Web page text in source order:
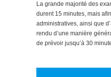
La grande majorité des
durent 15 minutes, mais
administratives, ainsi que
rendu d’une manière
de prévoir jusqu’à 30